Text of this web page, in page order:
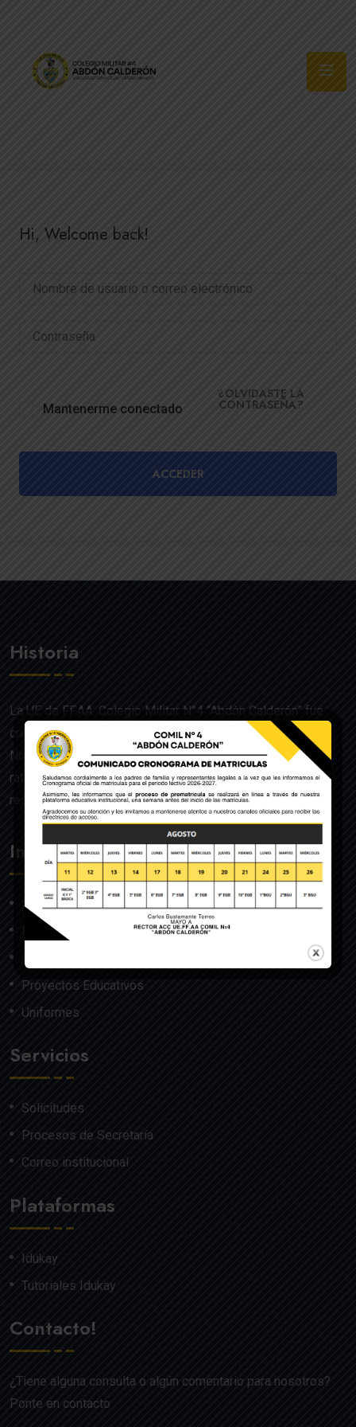
Hi, Welcome back!
Mantenerme conectado
¿OLVIDASTE LA
CONTRASEÑA?
ACCEDER
Historia
La UE de FF.AA. Colegio Militar N°4 “Abdón Calderón” fue
creado mediante Acuerdo Ministerial de la Orden General
Nro. 140, dado en Quito el 22 de julio del año 1992 y
ratificado por el Ministerio de Educación mediante
resolución Nro. 608 del 29 de julio de 1992.
Institución
Nosotros
Misión y Visión
Proyectos Educativos
Uniformes
Servicios
Solicitudes
Procesos de Secretaría
Correo institucional
Plataformas
Idukay
Tutoriales Idukay
Contacto!
¿Tiene alguna consulta o algún comentario para nosotros?
Ponte en contacto